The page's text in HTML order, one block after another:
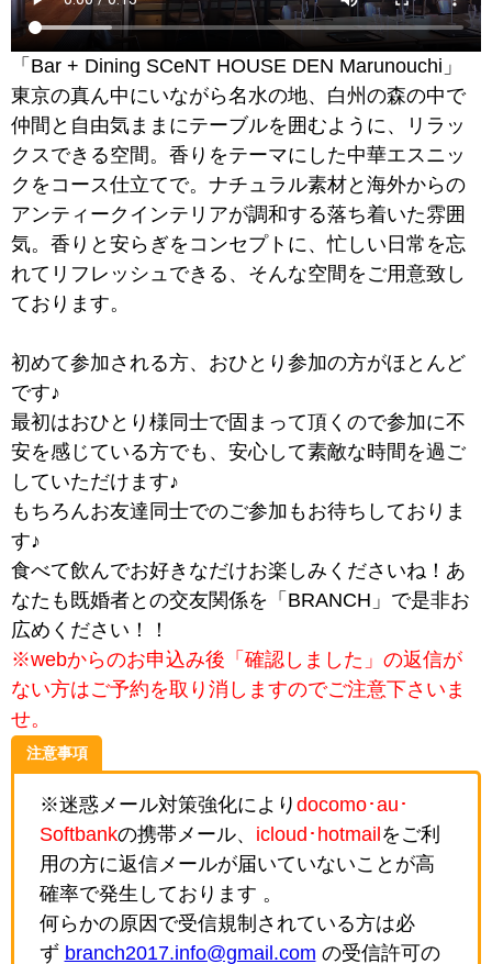
「Bar + Dining SCeNT HOUSE DEN Marunouchi」
東京の真ん中にいながら名水の地、白州の森の中で
仲間と自由気ままにテーブルを囲むように、リラッ
クスできる空間。香りをテーマにした中華エスニッ
クをコース仕立てで。ナチュラル素材と海外からの
アンティークインテリアが調和する落ち着いた雰囲
気。香りと安らぎをコンセプトに、忙しい日常を忘
れてリフレッシュできる、そんな空間をご用意致し
ております。
初めて参加される方、おひとり参加の方がほとんど
です♪
最初はおひとり様同士で固まって頂くので参加に不
安を感じている方でも、安心して素敵な時間を過ご
していただけます♪
もちろんお友達同士でのご参加もお待ちしておりま
す♪
食べて飲んでお好きなだけお楽しみくださいね！あ
なたも既婚者との交友関係を「BRANCH」で是非お
広めください！！
※webからのお申込み後「確認しました」の返信が
ない方はご予約を取り消しますのでご注意下さいま
せ。
注意事項
※迷惑メール対策強化により docomo･au･
Softbankの携帯メール、 icloud･hotmail をご利
用の方に返信メールが届いていないことが高
確率で発生しております 。
何らかの原因で受信規制されている方は必
ず branch2017.info@gmail.com の受信許可の